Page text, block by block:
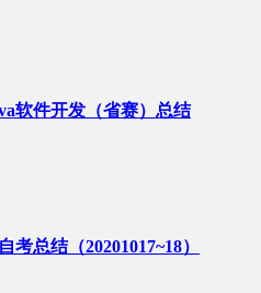
软件开发（省赛）总结
总结（20201017~18）